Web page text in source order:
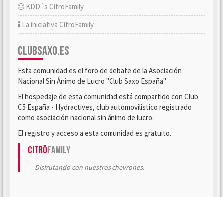
KDD´s CitröFamily
La iniciativa CitröFamily
CLUBSAXO.ES
Esta comunidad es el foro de debate de la Asociación
Nacional Sin Ánimo de Lucro "Club Saxo España".
El hospedaje de esta comunidad está compartido con Club
C5 España - Hydractives, club automovilístico registrado
como asociación nacional sin ánimo de lucro.
El registro y acceso a esta comunidad es gratuito.
CitröFamily
Disfrutando con nuestros chevrones.